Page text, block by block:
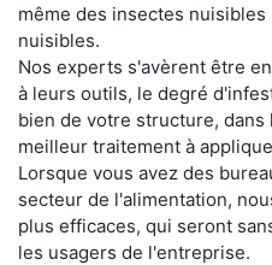
même des insectes
nuisibles.
Nos experts s'avèrent être
à leurs outils, le degré
bien de votre structure,
meilleur traitement à
Lorsque vous avez des
secteur de l'alimentation,
plus efficaces, qui seront
les usagers de l'entreprise.